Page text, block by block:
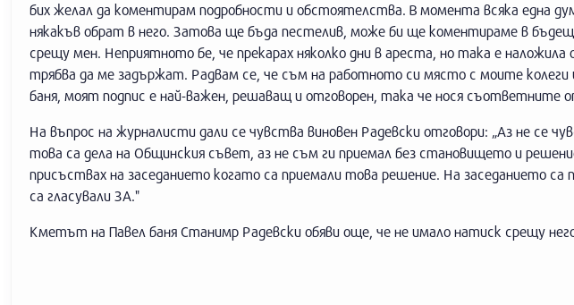
бих желал да коментирам подробности и обстоятелства. В момента всяка една
някакъв обрат в него. Затова ще бъда пестелив, може би ще коментираме в
срещу мен. Неприятното бе, че прекарах няколко дни в ареста, но така е наложила
трябва да ме задържат. Радвам се, че съм на работното си място с моите
баня, моят подпис е най-важен, решаващ и отговорен, така че нося съответните
На въпрос на журналисти дали се чувства виновен Радевски отговори: „Аз не се
това са дела на Общинския съвет, аз не съм ги приемал без становището и
присъствах на заседанието когато са приемали това решение. На заседанието
са гласували ЗА."
Кметът на Павел баня Станимр Радевски обяви още, че не имало натиск срещу